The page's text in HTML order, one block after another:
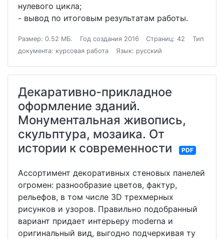
нулевого цикла;
- вывод по итоговым результатам работы.
Размер: 0.52 МБ. Год создания 2016 Страниц: 42
Тип
документа: курсовая работа
Язык: русский
Декаративно-прикладное
оформление зданий.
Монументальная живопись,
скульптура, мозаика. От
истории к современности
PDF
Ассортимент декоративных стеновых панелей
огромен: разнообразие цветов, фактур,
рельефов, в том числе 3D трехмерных
рисунков и узоров. Правильно подобранный
вариант придает интерьеру moderna и
оригинальный вид, выгодно подчеркивая ту